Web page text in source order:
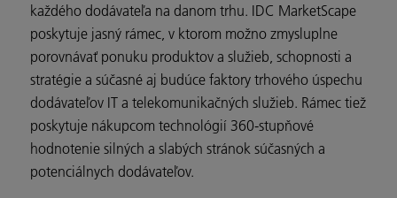
každého dodávateľa na danom trhu. IDC MarketScape
poskytuje jasný rámec, v ktorom možno zmysluplne
porovnávať ponuku produktov a služieb, schopnosti a
stratégie a súčasné aj budúce faktory trhového úspechu
dodávateľov IT a telekomunikačných služieb. Rámec tiež
poskytuje nákupcom technológií 360-stupňové
hodnotenie silných a slabých stránok súčasných a
potenciálnych dodávateľov.